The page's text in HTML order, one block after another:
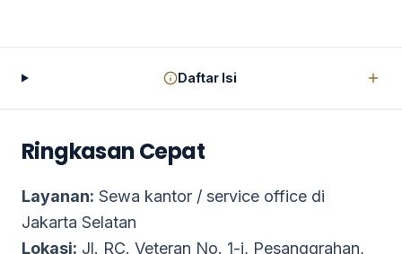
Daftar Isi
Ringkasan Cepat
Layanan: Sewa kantor / service office di
Jakarta Selatan
Lokasi: Jl. RC. Veteran No. 1-i, Pesanggrahan,